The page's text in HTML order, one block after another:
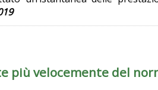
più velocemente del